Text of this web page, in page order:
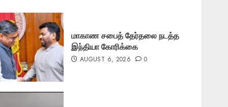
மாகாண சபைத் தேர்தலை நடத்த
இந்தியா கோரிக்கை
AUGUST 6, 2026 0